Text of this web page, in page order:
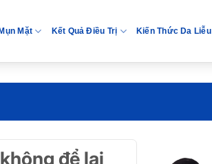
Mặt Kết Quả Điều Trị Kiến Thức Da Liễu
để lại